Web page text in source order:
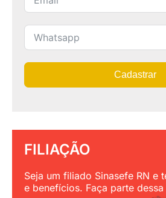
Cadastrar
FILIAÇÃO
Seja um filiado Sinasefe RN e
e benefícios. Faça parte dessa